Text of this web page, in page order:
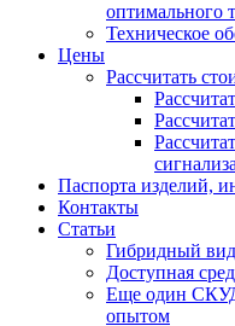
оптимального
Техническое
Цены
Рассчитать
Паспорта изделий,
Контакты
Статьи
Гибридный
Доступная
Еще один СКУД
опытом